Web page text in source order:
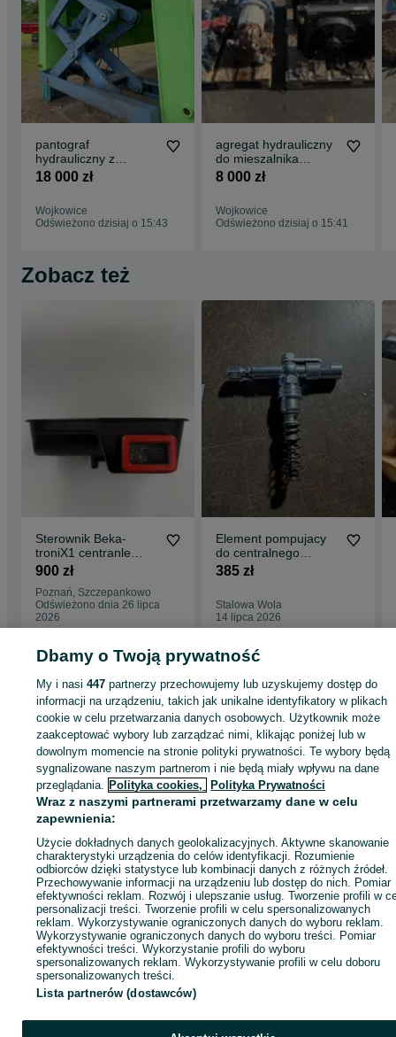
pantograf
hydrauliczny z
siłownikami do
naczep zestawów
18 000 zł
Wojkowice
Odświeżono dzisiaj o 15:43
agregat hydrauliczny
do mieszalnika
stabilizacji gruntu
8 000 zł
Wojkowice
Odświeżono dzisiaj o 15:41
Zobacz też
Sterownik Beka-
troniX1 centranle
smarowanie
900 zł
Poznań, Szczepankowo
Odświeżono dnia 26 lipca
2026
Element pompujacy
do centralnego
smarowania
385 zł
Stalowa Wola
14 lipca 2026
Strona główna Rolnictwo Części do maszyn rolniczych
Części do maszyn
rolniczych - Śląskie
Części do maszyn rolniczych - Wojkowice
KATEGORIA
ID:1000031542 Wyświetlenia:
Zadzwoń / SMS Wyślij wiadomość
Dbamy o Twoją prywatność
My i nasi447 partnerzy przechowujemy lub uzyskujemy dostęp do
informacji na urządzeniu, takich jak unikalne identyfikatory w plikach
cookie w celu przetwarzania danych osobowych. Użytkownik może
zaakceptować wybory lub zarządzać nimi, klikając poniżej lub w
dowolnym momencie na stronie polityki prywatności. Te wybory będą
sygnalizowane naszym partnerom i nie będą miały wpływu na dane
przeglądania. Polityka cookies, Polityka Prywatności
Wraz z naszymi partnerami przetwarzamy dane w celu
zapewnienia:
Użycie dokładnych danych geolokalizacyjnych. Aktywne skanowanie
charakterystyki urządzenia do celów identyfikacji. Rozumienie
odbiorców dzięki statystyce lub kombinacji danych z różnych źródeł.
Przechowywanie informacji na urządzeniu lub dostęp do nich. Pomiar
efektywności reklam. Rozwój i ulepszanie usług. Tworzenie profili w
personalizacji treści. Tworzenie profili w celu spersonalizowanych
reklam. Wykorzystywanie ograniczonych danych do wyboru reklam.
Wykorzystywanie ograniczonych danych do wyboru treści. Pomiar
efektywności treści. Wykorzystanie profili do wyboru
spersonalizowanych reklam. Wykorzystywanie profili w celu doboru
spersonalizowanych treści.
Lista partnerów (dostawców)